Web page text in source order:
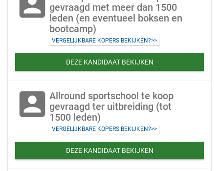
gevraagd met meer dan 1500
leden (en eventueel boksen en
bootcamp)
VERGELIJKBARE KOPERS BEKIJKEN?>>
DEZE KANDIDAAT BEKIJKEN
account_box Allround sportschool te koop
gevraagd ter uitbreiding (tot
1500 leden)
VERGELIJKBARE KOPERS BEKIJKEN?>>
DEZE KANDIDAAT BEKIJKEN